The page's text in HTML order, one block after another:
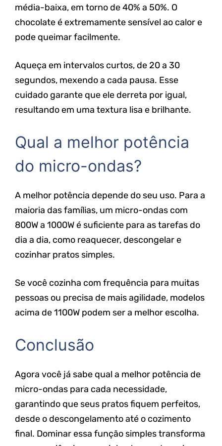
média-baixa, em torno de 40% a 50%. O
chocolate é extremamente sensível ao calor e
pode queimar facilmente.
Aqueça em intervalos curtos, de 20 a 30
segundos, mexendo a cada pausa. Esse
cuidado garante que ele derreta por igual,
resultando em uma textura lisa e brilhante.
Qual a melhor potência
do micro-ondas?
A melhor potência depende do seu uso. Para a
maioria das famílias, um micro-ondas com
800W a 1000W é suficiente para as tarefas do
dia a dia, como reaquecer, descongelar e
cozinhar pratos simples.
Se você cozinha com frequência para muitas
pessoas ou precisa de mais agilidade, modelos
acima de 1100W podem ser a melhor escolha.
Conclusão
Agora você já sabe qual a melhor potência de
micro-ondas para cada necessidade,
garantindo que seus pratos fiquem perfeitos,
desde o descongelamento até o cozimento
final. Dominar essa função simples transforma